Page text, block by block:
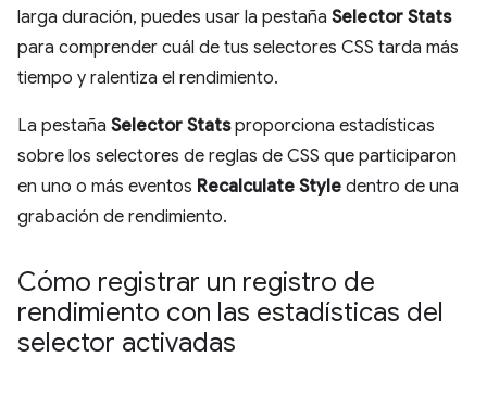
larga duración, puedes usar la pestaña Selector Stats
para comprender cuál de tus selectores CSS tarda más
tiempo y ralentiza el rendimiento.
La pestaña Selector Statsproporciona estadísticas
sobre los selectores de reglas de CSS que participaron
en uno o más eventos Recalculate Style dentro de una
grabación de rendimiento.
Cómo registrar un registro de
rendimiento con las estadísticas del
selector activadas